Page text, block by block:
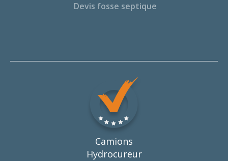
Devis fosse septique
Camions
Hydrocureur